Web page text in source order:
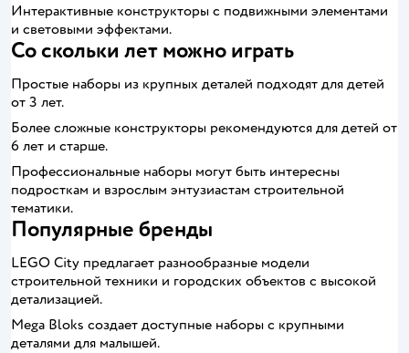
Интерактивные конструкторы с подвижными элементами
и световыми эффектами.
Со скольки лет можно играть
Простые наборы из крупных деталей подходят для детей
от 3 лет.
Более сложные конструкторы рекомендуются для детей от
6 лет и старше.
Профессиональные наборы могут быть интересны
подросткам и взрослым энтузиастам строительной
тематики.
Популярные бренды
LEGO City предлагает разнообразные модели
строительной техники и городских объектов с высокой
детализацией.
Mega Bloks создает доступные наборы с крупными
деталями для малышей.